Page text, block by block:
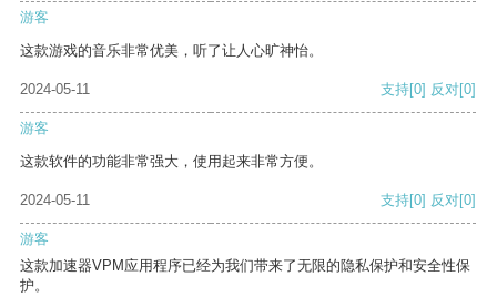
游客
这款游戏的音乐非常优美，听了让人心旷神怡。
2024-05-11 支持[0] 反对[0]
游客
这款软件的功能非常强大，使用起来非常方便。
2024-05-11 支持[0] 反对[0]
游客
这款加速器VPM应用程序已经为我们带来了无限的隐私保护和安全性保
护。